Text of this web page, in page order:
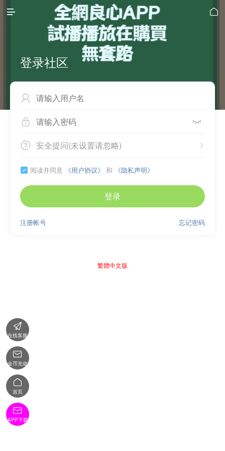
 
登录社区

 
 
安全提问(未设置请忽略)
 阅读并同意 《用户协议》 和 《隐私声明》
登录
忘记密码
注册帐号
繁體中文版

在线客服

金币充值

首页

APP下载